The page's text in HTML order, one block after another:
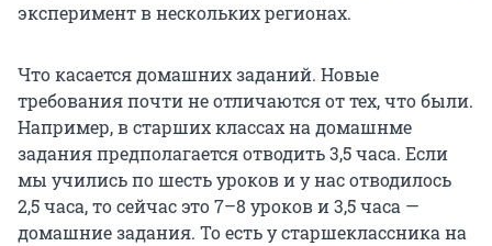
эксперимент в нескольких регионах.
Что касается домашних заданий. Новые
требования почти не отличаются от тех, что были.
Например, в старших классах на домашнме
задания предполагается отводить 3,5 часа. Если
мы учились по шесть уроков и у нас отводилось
2,5 часа, то сейчас это 7–8 уроков и 3,5 часа —
домашние задания. То есть у старшеклассника на